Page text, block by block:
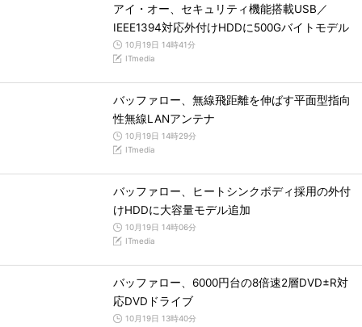
アイ・オー、セキュリティ機能搭載USB／
IEEE1394対応外付けHDDに500Gバイトモデル
10月19日 14時41分
ITmedia
バッファロー、無線飛距離を伸ばす平面型指向
性無線LANアンテナ
10月19日 14時29分
ITmedia
バッファロー、ヒートシンクボディ採用の外付
けHDDに大容量モデル追加
10月19日 14時06分
ITmedia
バッファロー、6000円台の8倍速2層DVD±R対
応DVDドライブ
10月19日 13時40分